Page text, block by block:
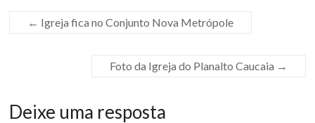
← Igreja fica no Conjunto Nova Metrópole
Foto da Igreja do Planalto Caucaia →
Deixe uma resposta